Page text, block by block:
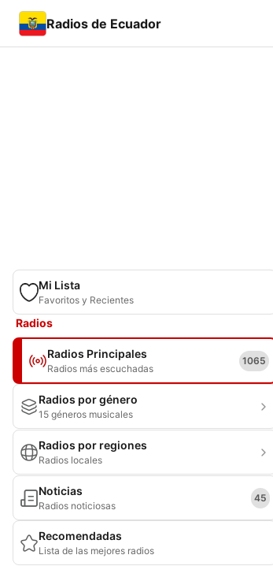
Radios de Ecuador
Mi Lista
Favoritos y Recientes
Radios
Radios Principales
Radios más escuchadas
1065
Radios por género
15 géneros musicales
Radios por regiones
Radios locales
Noticias
Radios noticiosas
45
Recomendadas
Lista de las mejores radios